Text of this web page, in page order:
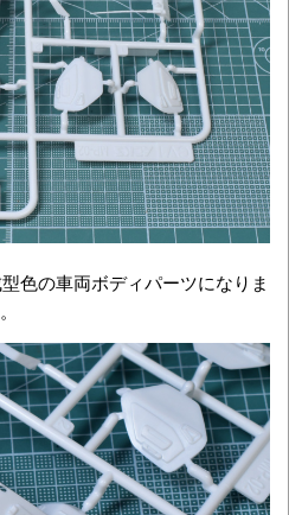
色の車両ボディパーツになりま